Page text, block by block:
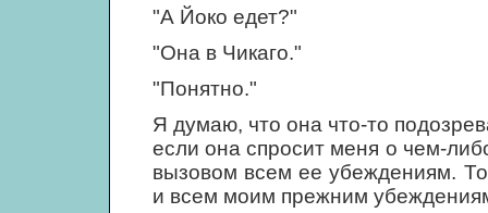
"А Йоко едет?"
"Она в Чикаго."
"Понятно."
Я думаю, что она что-то
если она спросит меня о чем-
вызовом всем ее убеждениям.
и всем моим прежним